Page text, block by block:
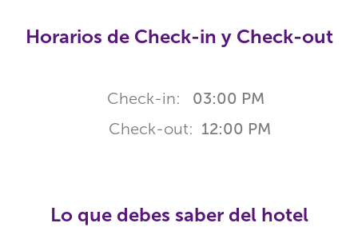
Horarios de Check-in y Check-out
Check-in: 03:00 PM
Check-out: 12:00 PM
Lo que debes saber del hotel